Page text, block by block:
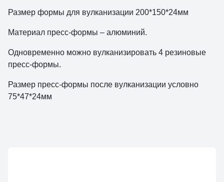
Размер формы для вулканизации 200*150*24мм
Материал пресс-формы – алюминий.
Одновременно можно вулканизировать 4 резиновые
пресс-формы.
Размер пресс-формы после вулканизации условно
75*47*24мм